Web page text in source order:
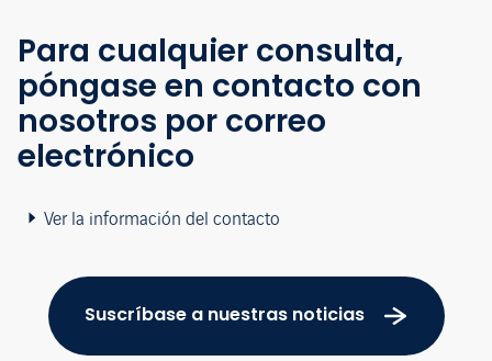
Para cualquier consulta,
póngase en contacto con
nosotros por correo
electrónico
Ver la información del contacto
Suscríbase a nuestras noticias